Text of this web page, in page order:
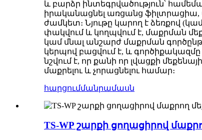
և բարձր ինտեգրվածություն՝
իրականացնել առցանց ֆիլտրացիա,
ժամկետ։ Նյութը կարող է ձեռքով
փակվում և կողպվում է, մաքրման
կամ մնալ անշարժ մաքրման
կերպով բացվում է, և
նշվում է, որ քանի որ լվացքի
մաքրելու և չորացնելու համար։
հարցումմանրամասն
TS-WP շարքի ցողացիրով